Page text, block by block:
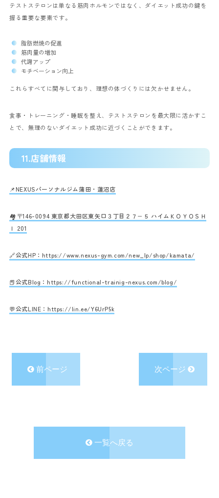
テストステロンは単なる筋肉ホルモンではなく、ダイエット成功の鍵を
握る重要な要素です。
脂肪燃焼の促進
筋肉量の増加
代謝アップ
モチベーション向上
これらすべてに関与しており、理想の体づくりには欠かせません。
食事・トレーニング・睡眠を整え、テストステロンを最大限に活かすこ
とで、無理のないダイエット成功に近づくことができます。
11.店舗情報
📌NEXUSパーソナルジム蒲田・蓮沼店
🏘〒146-0094 東京都大田区東矢口３丁目２７−５ ハイムＫＯＹＯＳＨ
Ｉ 201
🔗公式HP： https://www.nexus-gym.com/new_lp/shop/kamata/
📕公式Blog： https://functional-trainig-nexus.com/blog/
💬公式LINE： https://lin.ee/Y6UrP5k
前ページ 次ページ
一覧へ戻る